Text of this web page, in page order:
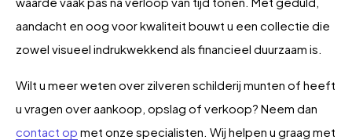
aandacht en oog voor kwaliteit bouwt u een collectie die
zowel visueel indrukwekkend als financieel duurzaam is.
Wilt u meer weten over zilveren schilderij munten of heeft
u vragen over aankoop, opslag of verkoop? Neem dan
contact op met onze specialisten. Wij helpen u graag met